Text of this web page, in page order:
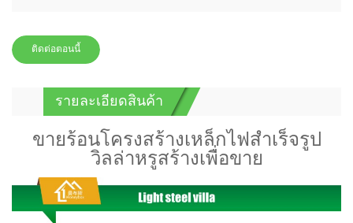
ติดต่อตอนนี้
รายละเอียดสินค้า
ขายร้อนโครงสร้างเหล็กไฟสำเร็จรูป
วิลล่าหรูสร้างเพื่อขาย